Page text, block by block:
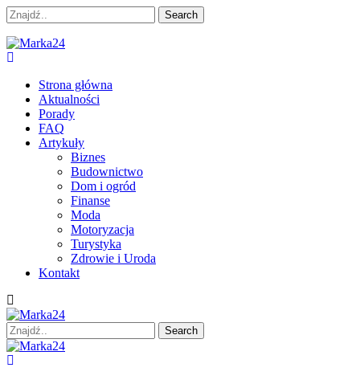
Skip
to
navigation
Skip
to
content
Search
for:
Strona główna
Aktualności
Porady
FAQ
Artykuły
Biznes
Budownictwo
Dom i ogród
Finanse
Moda
Motoryzacja
Turystyka
Zdrowie i Uroda
Kontakt
Search
for: